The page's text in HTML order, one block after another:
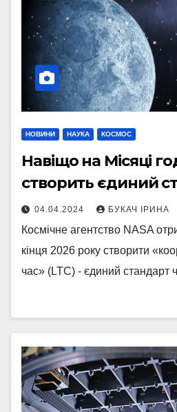
НОВИНИ НАУКА КОСМОС
Навіщо на Місяці
створить єдиний
04.04.2024 БУКАЧ ІРИНА
Космічне агентство NASA
кінця 2026 року створити
час» (LTC) - єдиний стандарт